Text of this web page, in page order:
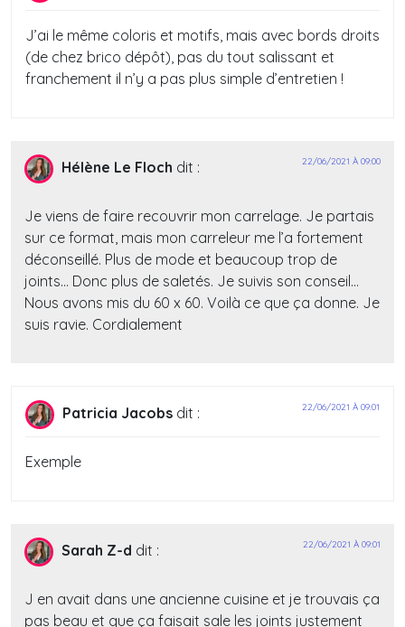
J’ai le même coloris et motifs, mais avec bords droits
(de chez brico dépôt), pas du tout salissant et
franchement il n’y a pas plus simple d’entretien !
Hélène Le Floch dit : 22/06/2021 À 09:00
Je viens de faire recouvrir mon carrelage. Je partais
sur ce format, mais mon carreleur me l’a fortement
déconseillé. Plus de mode et beaucoup trop de
joints… Donc plus de saletés. Je suivis son conseil…
Nous avons mis du 60 x 60. Voilà ce que ça donne. Je
suis ravie. Cordialement
Patricia Jacobs dit : 22/06/2021 À 09:01
Exemple
Sarah Z-d dit : 22/06/2021 À 09:01
J en avait dans une ancienne cuisine et je trouvais ça
pas beau et que ça faisait sale les joints justement